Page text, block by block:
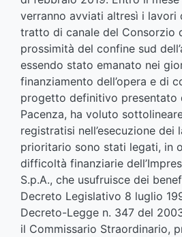
verranno avviati altresì i lavori
tratto di canale del Consorzio
prossimità del confine sud
essendo stato emanato nei
finanziamento dell’opera e di
progetto definitivo presentato
Pacenza, ha voluto
registratisi nell’esecuzione
prioritario sono stati legati, in
difficoltà finanziarie
S.p.A., che usufruisce dei
Decreto Legislativo 8 luglio
Decreto-Legge n. 347 del
il Commissario Straordinario,